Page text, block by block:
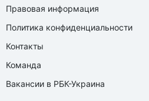
Правовая информация
Политика конфиденциальности
Контакты
Команда
Вакансии в РБК-Украина